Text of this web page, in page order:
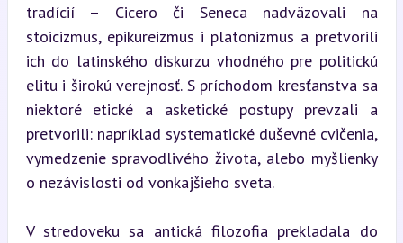
tradícií – Cicero či Seneca nadväzovali na
stoicizmus, epikureizmus i platonizmus a pretvorili
ich do latinského diskurzu vhodného pre politickú
elitu i širokú verejnosť. S príchodom kresťanstva sa
niektoré etické a asketické postupy prevzali a
pretvorili: napríklad systematické duševné cvičenia,
vymedzenie spravodlivého života, alebo myšlienky
o nezávislosti od vonkajšieho sveta.
V stredoveku sa antická filozofia prekladala do